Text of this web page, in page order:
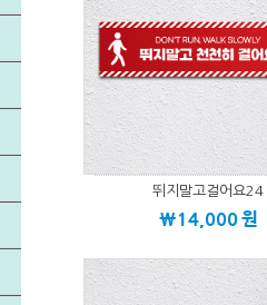
뛰지말고걸어요24
\14,000원